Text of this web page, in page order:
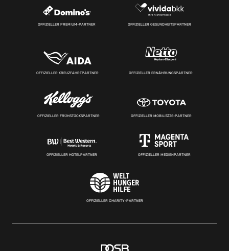
OFFIZIELLER PREMIUM-PARTNER OFFIZIELLER GESUNDHEITSPARTNER
OFFIZIELLER KREUZFAHRTPARTNER OFFIZIELLER ERNÄHRUNGSPARTNER
OFFIZIELLER FRÜHSTÜCKSPARTNER OFFIZIELLER MOBILITÄTS-PARTNER
OFFIZIELLER HOTELPARTNER OFFIZIELLER MEDIENPARTNER
OFFIZIELLER CHARITY-PARTNER